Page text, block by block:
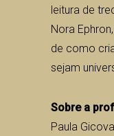
leitura de
Nora
de como
sejam
Sobre a
Paula